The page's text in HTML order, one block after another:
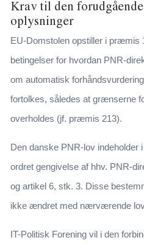
Krav til den
oplysninger
EU-Domstolen opstiller i
betingelser for hvordan PNR-
om automatisk
fortolkes, således at grænserne
overholdes (jf. præmis 213).
Den danske PNR-lov indeholder
ordret gengivelse af hhv. PNR-
og artikel 6, stk. 3. Disse
ikke ændret med nærværende
IT-Politisk Forening vil i den